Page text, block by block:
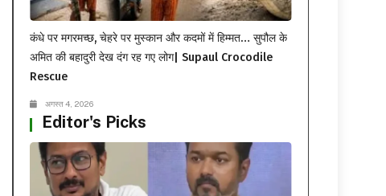
कंधे पर मगरमच्छ, चेहरे पर मुस्कान और कदमों में हिम्मत… सुपौल के
अमित की बहादुरी देख दंग रह गए लोग| Supaul Crocodile
Rescue
अगस्त 4, 2026
Editor's Picks